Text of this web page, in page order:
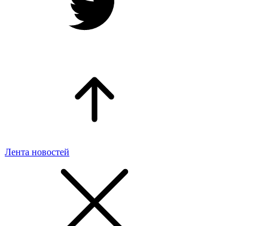
Лента новостей